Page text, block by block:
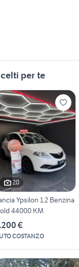
per te
20
Ypsilon 1.2 Benzina
44000 KM
€
COSTANZO